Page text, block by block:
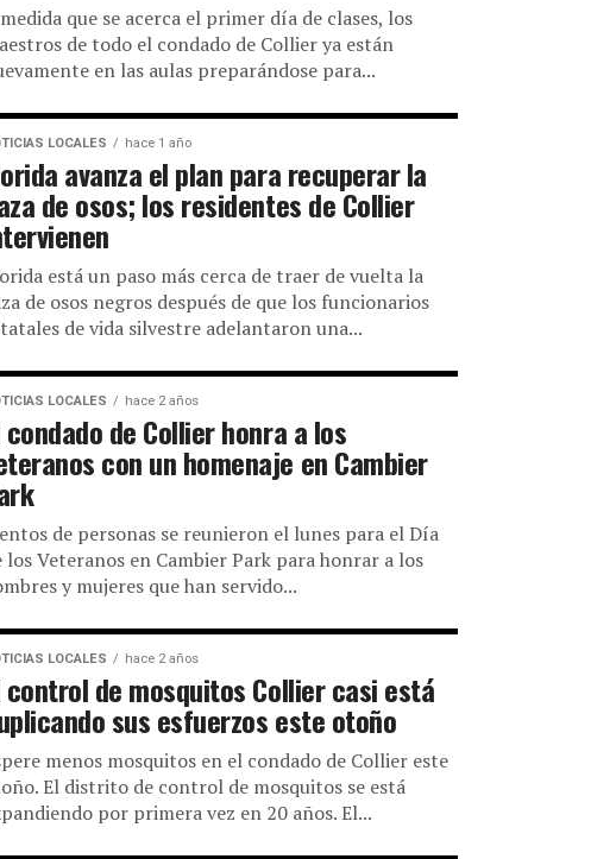
que se acerca el primer día de clases, los
de todo el condado de Collier ya están
en las aulas preparándose para...
LOCALES hace 1 año
avanza el plan para recuperar la
de osos; los residentes de Collier
está un paso más cerca de traer de vuelta la
de osos negros después de que los funcionarios
de vida silvestre adelantaron una...
LOCALES hace 2 años
condado de Collier honra a los
con un homenaje en Cambier
de personas se reunieron el lunes para el Día
los Veteranos en Cambier Park para honrar a los
y mujeres que han servido...
LOCALES hace 2 años
control de mosquitos Collier casi está
sus esfuerzos este otoño
menos mosquitos en el condado de Collier este
El distrito de control de mosquitos se está
por primera vez en 20 años. El...